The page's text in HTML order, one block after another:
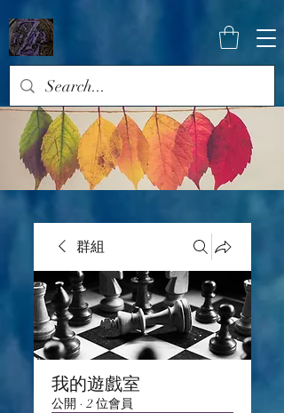
群組
我的遊戲室
公開 · 2 位會員